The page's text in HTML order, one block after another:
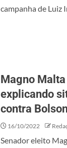
campanha de Luiz
Magno
explicando
contra
16/10/2022
Senador eleito